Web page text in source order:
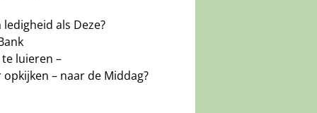
ledigheid als Deze?
te luieren –
opkijken – naar de Middag?